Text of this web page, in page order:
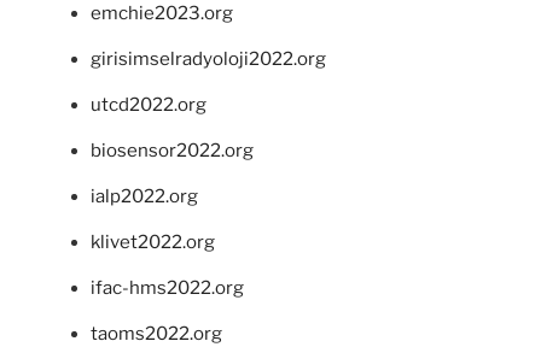
emchie2023.org
girisimselradyoloji2022.org
utcd2022.org
biosensor2022.org
ialp2022.org
klivet2022.org
ifac-hms2022.org
taoms2022.org